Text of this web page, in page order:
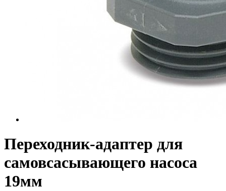
Переходник-адаптер для
самовсасывающего насоса
19мм